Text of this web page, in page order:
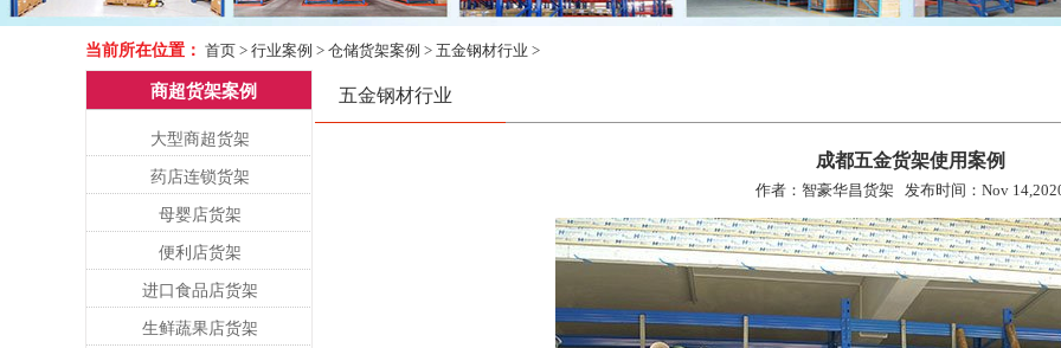
当前所在位置： 首页 > 行业案例 > 仓储货架案例 > 五金钢材行业 >
商超货架案例
大型商超货架
药店连锁货架
母婴店货架
便利店货架
进口食品店货架
生鲜蔬果店货架
五金钢材行业
成都五金货架使用案例
作者：智豪华昌货架 发布时间：Nov